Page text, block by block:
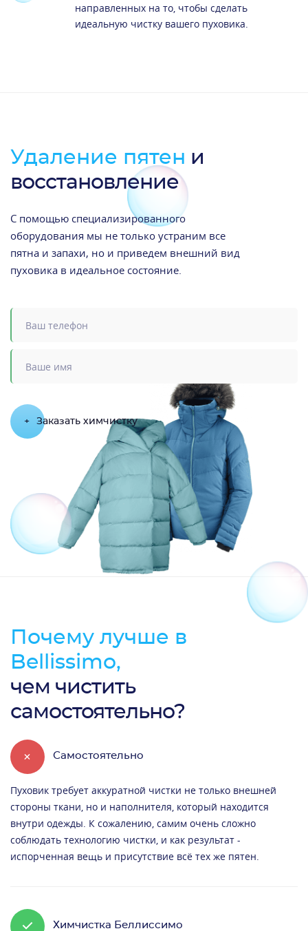
направленных на то, чтобы сделать
идеальную чистку вашего пуховика.
Удаление пятен и
восстановление
С помощью специализированного
оборудования мы не только устраним все
пятна и запахи, но и приведем внешний вид
пуховика в идеальное состояние.
+ Заказать химчистку
Почему лучше в
Bellissimo,
чем чистить
самостоятельно?
+ Самостоятельно
Пуховик требует аккуратной чистки не только внешней
стороны ткани, но и наполнителя, который находится
внутри одежды. К сожалению, самим очень сложно
соблюдать технологию чистки, и как результат -
испорченная вещь и присутствие всё тех же пятен.
Химчистка Беллиссимо